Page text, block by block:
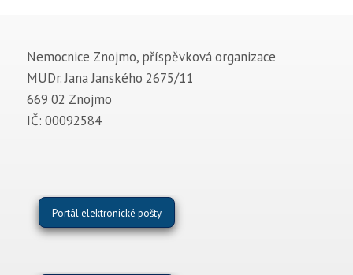
Nemocnice Znojmo, příspěvková organizace
MUDr. Jana Janského 2675/11
669 02 Znojmo
IČ: 00092584
Portál elektronické pošty